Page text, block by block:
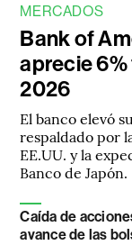
MERCADOS
Bank of
aprecie
2026
El banco elevó
respaldado por
EE.UU. y la
Banco de Japón.
Caída de
avance de las